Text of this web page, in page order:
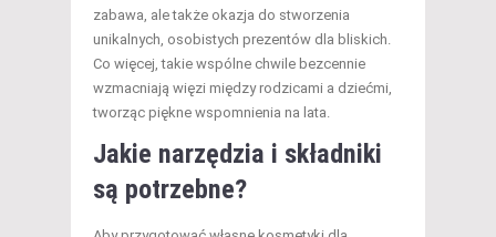
zabawa, ale także okazja do stworzenia
unikalnych, osobistych prezentów dla bliskich.
Co więcej, takie wspólne chwile bezcennie
wzmacniają więzi między rodzicami a dziećmi,
tworząc piękne wspomnienia na lata.
Jakie narzędzia i składniki
są potrzebne?